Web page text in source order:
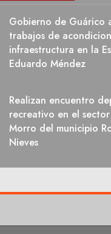
Gobierno de Guárico
trabajos de
infraestructura en la
Eduardo Méndez
Realizan encuentro
recreativo en el
Morro del municipio
Nieves